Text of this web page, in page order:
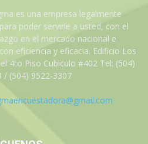
es una empresa legalmente
poder servirle a usted, con el
en el mercado nacional e
eficiencia y eficacia. Edificio Los
4to Piso Cubiculo #402 Tel: (504)
/ (504) 9522-3307